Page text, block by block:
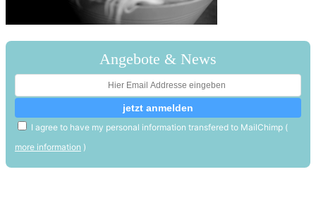
Angebote & News
I agree to have my personal information transfered to MailChimp (
more information )